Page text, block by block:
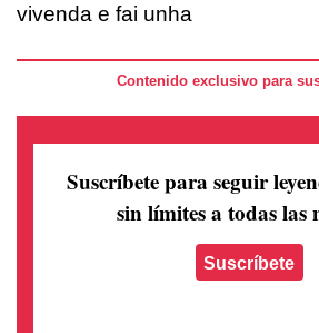
vivenda e fai unha
Contenido exclusivo para
Suscríbete para seguir
sin límites a todas las
Suscríbete